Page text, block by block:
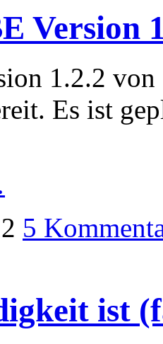
Version
1.2.2
Es ist
5
ist